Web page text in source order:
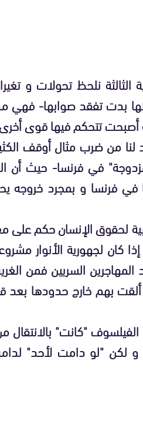
الثالثة نلحظ تحولات و
بدت تفقد صوابها- فهي
أصبحت تتحكم فيها قوى
من ضرب مثال أوقف
في فرنسا- حيث أن
في فرنسا و بمجرد خروجه
لحقوق الإنسان حكم
كان لجهورية الأنوار
السريين فمن
ألقت بهم خارج حدودها
"كانت" بالانتقال
"لو دامت لأحد"